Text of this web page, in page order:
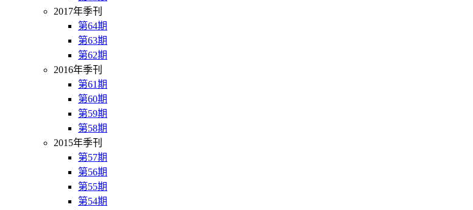
2017年季刊
第64期
第63期
第62期
2016年季刊
第61期
第60期
第59期
第58期
2015年季刊
第57期
第56期
第55期
第54期